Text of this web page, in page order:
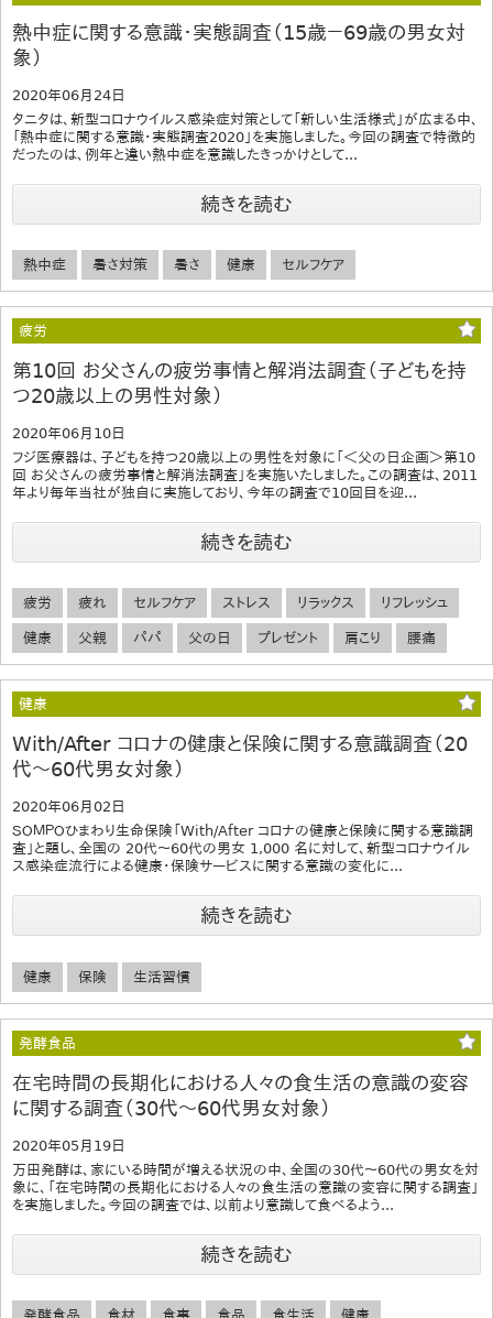
熱中症に関する意識・実態調査（15歳－69歳の男女対
象）
2020年06月24日
タニタは、新型コロナウイルス感染症対策として「新しい生活様式」が広まる中、
「熱中症に関する意識・実態調査2020」を実施しました。今回の調査で特徴的
だったのは、例年と違い熱中症を意識したきっかけとして...
続きを読む
熱中症 暑さ対策 暑さ 健康 セルフケア
疲労
第10回 お父さんの疲労事情と解消法調査（子どもを持
つ20歳以上の男性対象）
2020年06月10日
フジ医療器は、子どもを持つ20歳以上の男性を対象に「＜父の日企画＞第10
回 お父さんの疲労事情と解消法調査」を実施いたしました。この調査は、2011
年より毎年当社が独自に実施しており、今年の調査で10回目を迎...
続きを読む
疲労 疲れ セルフケア ストレス リラックス リフレッシュ
健康 父親 パパ 父の日 プレゼント 肩こり 腰痛
健康
With/After コロナの健康と保険に関する意識調査（20
代～60代男女対象）
2020年06月02日
ＳＯＭＰＯひまわり生命保険「With/After コロナの健康と保険に関する意識調
査」と題し、全国の 20代～60代の男女 1,000 名に対して、新型コロナウイル
ス感染症流行による健康・保険サービスに関する意識の変化に...
続きを読む
健康 保険 生活習慣
発酵食品
在宅時間の長期化における人々の食生活の意識の変容
に関する調査（30代～60代男女対象）
2020年05月19日
万田発酵は、家にいる時間が増える状況の中、全国の30代～60代の男女を対
象に、「在宅時間の長期化における人々の食生活の意識の変容に関する調査」
を実施しました。今回の調査では、以前より意識して食べるよう...
続きを読む